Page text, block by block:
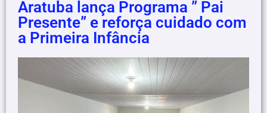
Aratuba lança Programa ” Pai
Presente” e reforça cuidado com
a Primeira Infância